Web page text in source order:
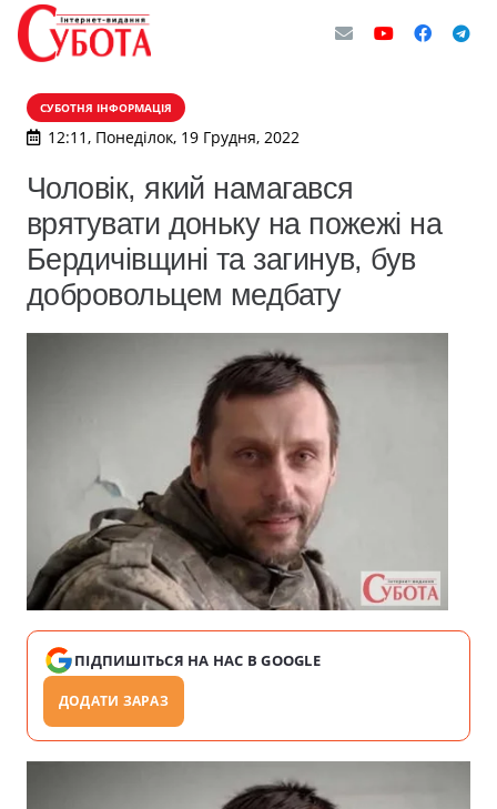
СУБОТНЯ ІНФОРМАЦІЯ
12:11, Понеділок, 19 Грудня, 2022
Чоловік, який намагався
врятувати доньку на пожежі на
Бердичівщині та загинув, був
добровольцем медбату
ПІДПИШІТЬСЯ НА НАС В GOOGLE
ДОДАТИ ЗАРАЗ